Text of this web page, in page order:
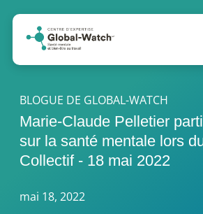
BLOGUE DE GLOBAL-WATCH
Marie-Claude Pelletier
sur la santé mentale lors
Collectif - 18 mai 2022
mai 18, 2022